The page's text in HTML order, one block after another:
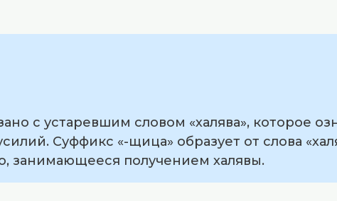
с устаревшим словом «халява», которое
Суффикс «-щица» образует от слова
занимающееся получением халявы.